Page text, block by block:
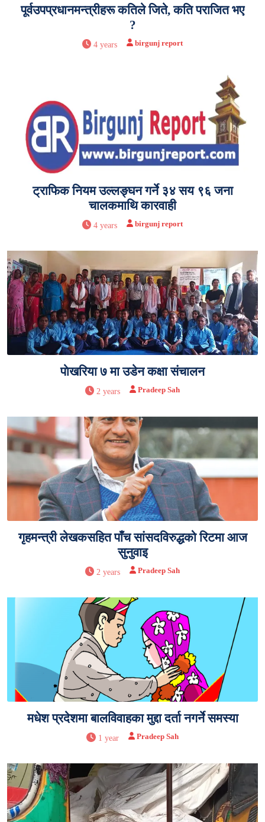
पूर्वउपप्रधानमन्त्रीहरू कतिले जिते, कति पराजित भए
?
4 years birgunj report
ट्राफिक नियम उल्लङ्घन गर्ने ३४ सय ९६ जना
चालकमाथि कारवाही
4 years birgunj report
पाेखरिया ७ मा उड‍ेन कक्षा संचालन
2 years Pradeep Sah
गृहमन्त्री लेखकसहित पाँच सांसदविरुद्धको रिटमा आज
सुनुवाइ
2 years Pradeep Sah
मधेश प्रदेशमा बालविवाहका मुद्दा दर्ता नगर्ने समस्या
1 year Pradeep Sah